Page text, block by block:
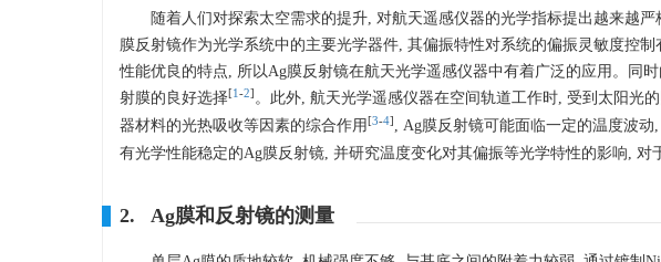
随着人们对探索太空需求的提升, 对航天遥感仪器的光学指标提出越来越
膜反射镜作为光学系统中的主要光学器件, 其偏振特性对系统的偏振灵敏度控
性能优良的特点, 所以Ag膜反射镜在航天光学遥感仪器中有着广泛的应用。同
射膜的良好选择[1 -2] 。此外, 航天光学遥感仪器在空间轨道工作时, 受到太阳光
器材料的光热吸收等因素的综合作用 [3-4] , Ag膜反射镜可能面临一定的温度波
有光学性能稳定的Ag膜反射镜, 并研究温度变化对其偏振等光学特性的影响, 对
2. Ag膜和反射镜的测量